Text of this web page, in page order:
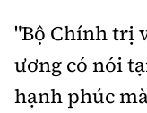
"Bộ Chính trị
ương có nói
hạnh phúc